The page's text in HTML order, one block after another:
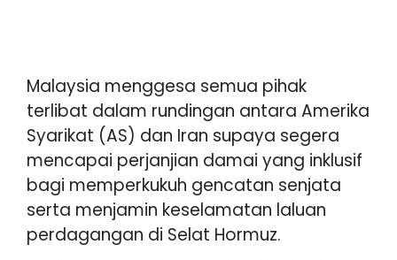
Malaysia menggesa semua pihak
terlibat dalam rundingan antara Amerika
Syarikat (AS) dan Iran supaya segera
mencapai perjanjian damai yang inklusif
bagi memperkukuh gencatan senjata
serta menjamin keselamatan laluan
perdagangan di Selat Hormuz.